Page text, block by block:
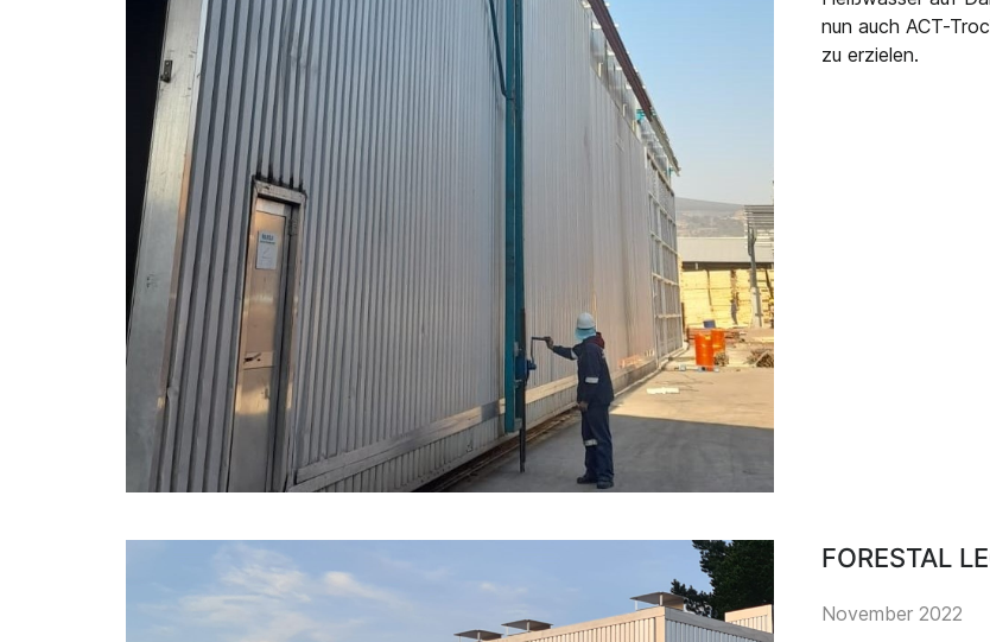
nun auch ACT-
zu erzielen.
FORESTAL
November 2022